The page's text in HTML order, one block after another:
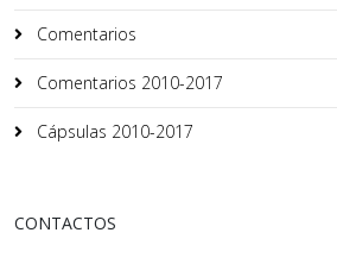
Comentarios
Comentarios 2010-2017
Cápsulas 2010-2017
CONTACTOS